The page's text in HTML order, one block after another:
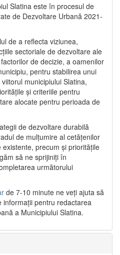
Slatina este în procesul de
de Dezvoltare Urbană 2021‐
de a reflecta viziunea,
sectoriale de dezvoltare ale
de decizie, a oamenilor
pentru stabilirea unui
municipiului Slatina,
și criteriile pentru
alocate pentru perioada de
de dezvoltare durabilă
de mulțumire al cetățenilor
precum și prioritățile
să ne sprijiniți în
următorului
de 7-10 minute ne veți ajuta să
pentru redactarea
a Municipiului Slatina.